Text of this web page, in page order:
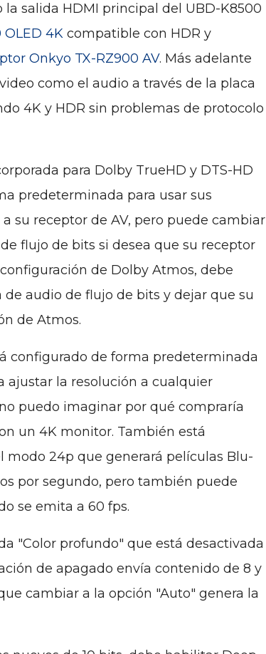
salida HDMI principal del UBD-K8500
OLED 4Kcompatible con HDR y
Onkyo TX-RZ900 AV. Más adelante
como el audio a través de la placa
4K y HDR sin problemas de protocolo
para Dolby TrueHD y DTS-HD
predeterminada para usar sus
su receptor de AV, pero puede cambiar
flujo de bits si desea que su receptor
de Dolby Atmos, debe
audio de flujo de bits y dejar que su
de Atmos.
configurado de forma predeterminada
ajustar la resolución a cualquier
puedo imaginar por qué compraría
un 4K monitor. También está
24p que generará películas Blu-
por segundo, pero también puede
se emita a 60 fps.
"Color profundo" que está desactivada
de apagado envía contenido de 8 y
cambiar a la opción "Auto" genera la